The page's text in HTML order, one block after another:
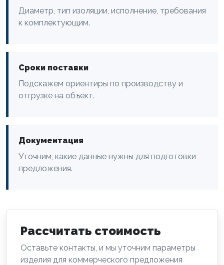
Диаметр, тип изоляции, исполнение, требования
к комплектующим.
Сроки поставки
Подскажем ориентиры по производству и
отгрузке на объект.
Документация
Уточним, какие данные нужны для подготовки
предложения.
Рассчитать стоимость
Оставьте контакты, и мы уточним параметры
изделия для коммерческого предложения